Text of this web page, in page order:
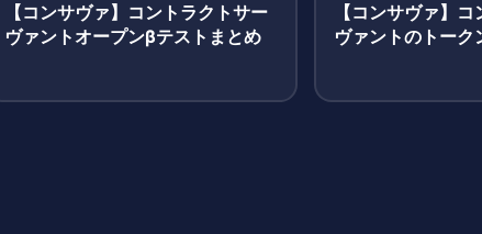
【コンサヴァ】コントラクトサー
ヴァントオープンβテストまとめ
【コンサヴァ】
ヴァントのトーク